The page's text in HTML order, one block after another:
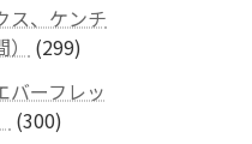
ス、ケンチ
299299
の
バーフレッ
300300